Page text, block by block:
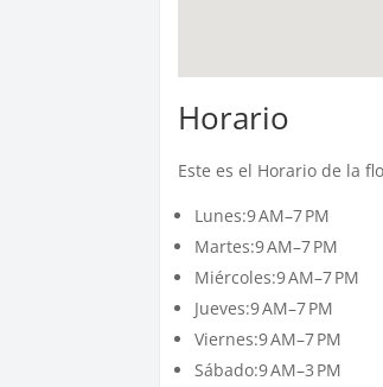
Horario
Este es el Horario de la
Lunes:9 AM–7 PM
Martes:9 AM–7 PM
Miércoles:9 AM–7 PM
Jueves:9 AM–7 PM
Viernes:9 AM–7 PM
Sábado:9 AM–3 PM